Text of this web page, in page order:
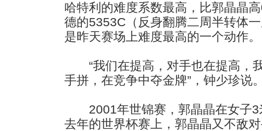
哈特利的难度系数最高，比郭晶晶
德的5353C（反身翻腾二周半转体
是昨天赛场上难度最高的一个动作。
“我们在提高，对手也在提高，
手拼，在竞争中夺金牌”，钟少珍说
2001年世锦赛，郭晶晶在女子3
去年的世界杯赛上，郭晶晶又不敌